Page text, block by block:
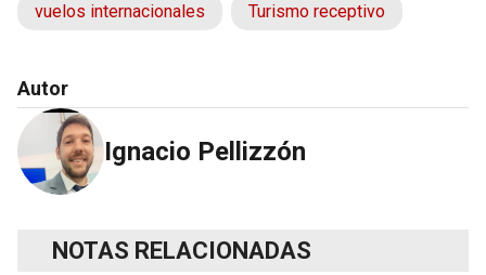
vuelos internacionales Turismo receptivo
Autor
Ignacio Pellizzón
NOTAS RELACIONADAS